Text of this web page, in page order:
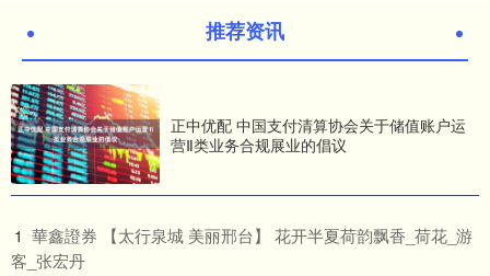
推荐资讯
正中优配 中国支付清算协会关于储值账户运
营Ⅱ类业务合规展业的倡议
1 ​華鑫證券 【太行泉城 美丽邢台】 花开半夏荷韵飘香_荷花_游
客_张宏丹